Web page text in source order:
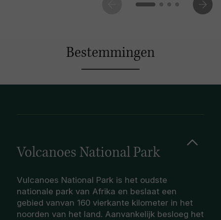
Bestemmingen
Volcanoes National Park
Vulcanoes National Park is het oudste
nationale park van Afrika en beslaat een
gebied vanvan 160 vierkante kilometer in het
noorden van het land. Aanvankelijk besloeg het